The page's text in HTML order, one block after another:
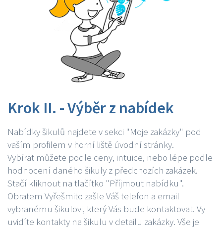
Krok II. - Výběr z nabídek
Nabídky šikulů najdete v sekci "Moje zakázky" pod
vaším profilem v horní liště úvodní stránky.
Vybírat můžete podle ceny, intuice, nebo lépe podle
hodnocení daného šikuly z předchozích zakázek.
Stačí kliknout na tlačítko "Příjmout nabídku".
Obratem Vyřešmito zašle Váš telefon a email
vybranému šikulovi, který Vás bude kontaktovat. Vy
uvidíte kontakty na šikulu v detailu zakázky. Vše je